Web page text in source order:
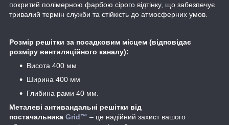
покритий полімерною фарбою сірого відтінку, що забезпечує
тривалий термін служби та стійкість до атмосферних умов.
Розмір решітки за посадковим місцем (відповідає
розміру вентиляційного каналу):
Висота 400 мм
Ширина 400 мм
Глибина рами 40 мм.
Металеві антивандальні решітки від
постачальника Grid™ – це надійний захист вашого